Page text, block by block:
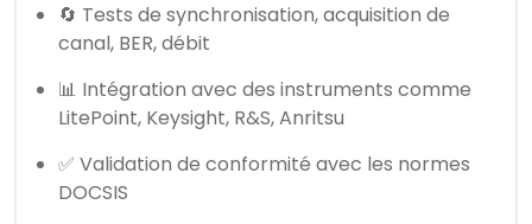
🔄 Tests de synchronisation, acquisition de
canal, BER, débit
📊 Intégration avec des instruments comme
LitePoint, Keysight, R&S, Anritsu
✅ Validation de conformité avec les normes
DOCSIS